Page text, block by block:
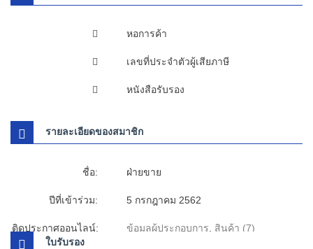
หอการค้า
เลขที่ประจำตัวผู้เสียภาษี
หนังสือรับรอง
รายละเอียดของสมาชิก
ชื่อ: ฝ่ายขาย
ปีที่เข้าร่วม: 5 กรกฎาคม 2562
ติดประกาศออนไลน์: ข้อมูลผู้ประกอบการ, สินค้า (7)
ใบรับรอง